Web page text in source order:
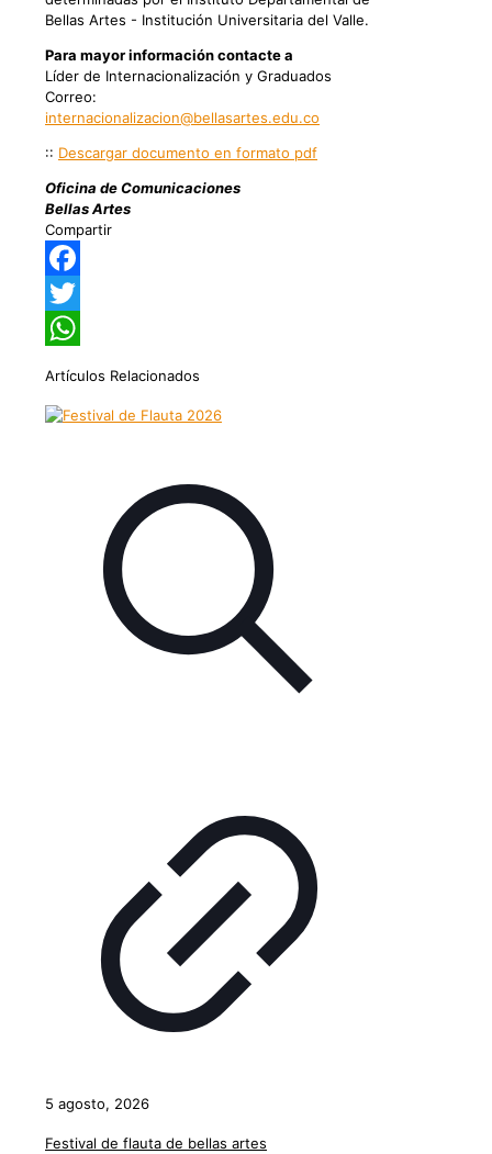
Bellas Artes - Institución Universitaria del Valle.
Para mayor información contacte a
Líder de Internacionalización y Graduados
Correo:
internacionalizacion@bellasartes.edu.co
:: Descargar documento en formato pdf
Oficina de Comunicaciones
Bellas Artes
Compartir
Facebook
Twitter
Artículos Relacionados
5 agosto, 2026
Festival de flauta de bellas artes